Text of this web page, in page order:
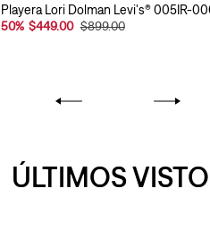
Playera Lori Dolman Levi's® 005IR-
50% $449.00 $899.00
ÚLTIMOS